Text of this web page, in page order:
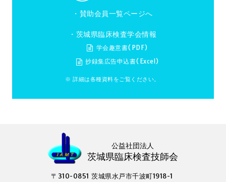
・ 賛助会員一覧ページへ
・茨城県臨床検査学会情報
学会趣意書(PDF)
抄録集広告申込書(Excel)
※ 詳細は各種資料をご覧ください。
公益社団法人
茨城県臨床検査技師会
〒310-0851 茨城県水戸市千波町1918-1